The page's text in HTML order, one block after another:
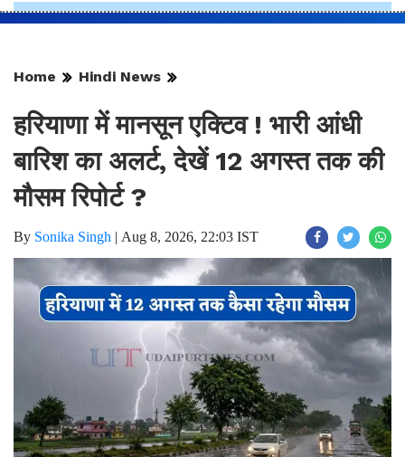
Home Hindi News
हरियाणा में मानसून एक्टिव ! भारी आंधी
बारिश का अलर्ट, देखें 12 अगस्त तक की
मौसम रिपोर्ट ?
By Sonika Singh | Aug 8, 2026, 22:03 IST